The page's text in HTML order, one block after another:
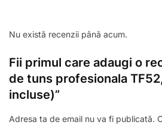
Nu există recenzii până acum.
Fii primul care adaugi o
de tuns profesionala
incluse)”
Adresa ta de email nu va fi publicată.